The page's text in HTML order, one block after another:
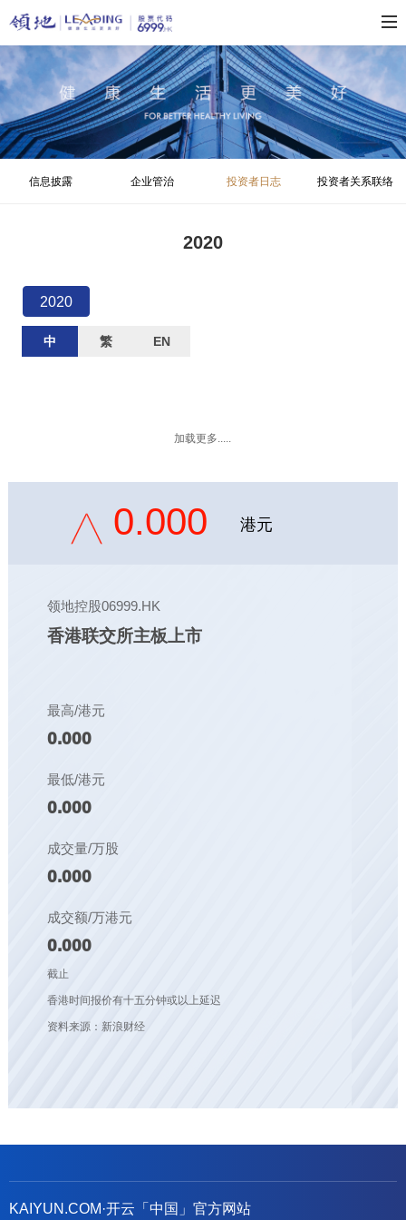
信息披露 企业管治 投资者日志 投资者关系联络
2020
2020
中 繁 EN
加载更多.....
0.000 港元
领地控股06999.HK
香港联交所主板上市
最高/港元
0.000
最低/港元
0.000
成交量/万股
0.000
成交额/万港元
0.000
截止
香港时间报价有十五分钟或以上延迟
资料来源：新浪财经
KAIYUN.COM·开云「中国」官方网站